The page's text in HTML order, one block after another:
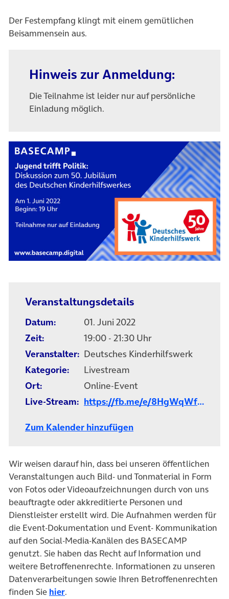
Der Festempfang klingt mit einem gemütlichen
Beisammensein aus.
Hinweis zur Anmeldung:
Die Teilnahme ist leider nur auf persönliche
Einladung möglich.
Veranstaltungsdetails
Datum:
01. Juni 2022
Zeit:
19:00 - 21:30 Uhr
Veranstalter: Deutsches Kinder­hilfs­werk
Kategorie:
Livestream
Ort:
Online-Event
Live-Stream: https://fb.me/e/8HgWqWfBZ
Zum Kalender hinzufügen
Wir weisen darauf hin, dass bei unseren öffentlichen
Veranstaltungen auch Bild- und Tonmaterial in Form
von Fotos oder Videoaufzeichnungen durch von uns
beauftragte oder akkreditierte Personen und
Dienstleister erstellt wird. Die Aufnahmen werden für
die Event-Dokumentation und Event- Kommunikation
auf den Social-Media-Kanälen des BASECAMP
genutzt. Sie haben das Recht auf Information und
weitere Betroffenenrechte. Informationen zu unseren
Datenverarbeitungen sowie Ihren Betroffenenrechten
finden Sie hier.